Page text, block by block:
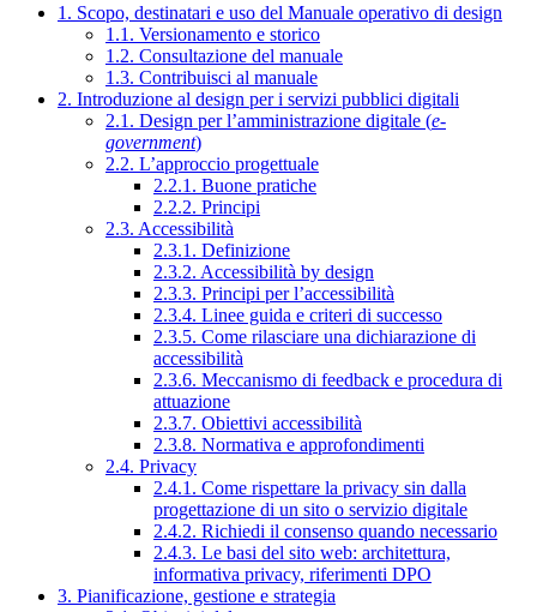
1. Scopo, destinatari e uso del Manuale operativo di design
1.1. Versionamento e storico
1.2. Consultazione del manuale
1.3. Contribuisci al manuale
2. Introduzione al design per i servizi pubblici digitali
2.1. Design per l’amministrazione digitale (e-
government)
2.2. L’approccio progettuale
2.2.1. Buone pratiche
2.2.2. Principi
2.3. Accessibilità
2.3.1. Definizione
2.3.2. Accessibilità by design
2.3.3. Principi per l’accessibilità
2.3.4. Linee guida e criteri di successo
2.3.5. Come rilasciare una dichiarazione di
accessibilità
2.3.6. Meccanismo di feedback e procedura di
attuazione
2.3.7. Obiettivi accessibilità
2.3.8. Normativa e approfondimenti
2.4. Privacy
2.4.1. Come rispettare la privacy sin dalla
progettazione di un sito o servizio digitale
2.4.2. Richiedi il consenso quando necessario
2.4.3. Le basi del sito web: architettura,
informativa privacy, riferimenti DPO
3. Pianificazione, gestione e strategia